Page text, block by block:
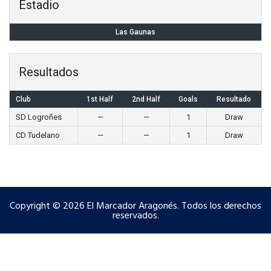
Estadio
Las Gaunas
Resultados
Club 1st Half 2nd Half Goals Resultado
SD Logroñes — — 1
Draw
CD Tudelano
— — 1 Draw
Copyright © 2026 El Marcador Aragonés. Todos los derechos
reservados.